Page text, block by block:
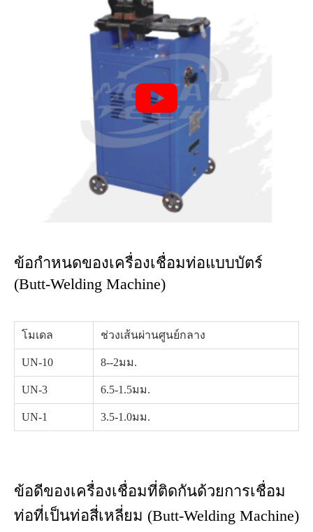

ข้อกำหนดของเครื่องเชื่อมท่อแบบบัตร์
(Butt-Welding Machine)
โมเดล ช่วงเส้นผ่านศูนย์กลาง
UN-10 8--2มม.
UN-3 6.5-1.5มม.
UN-1 3.5-1.0มม.
ข้อดีของเครื่องเชื่อมที่ติดกันด้วยการเชื่อม
ท่อที่เป็นท่อสี่เหลี่ยม (Butt-Welding Machine)